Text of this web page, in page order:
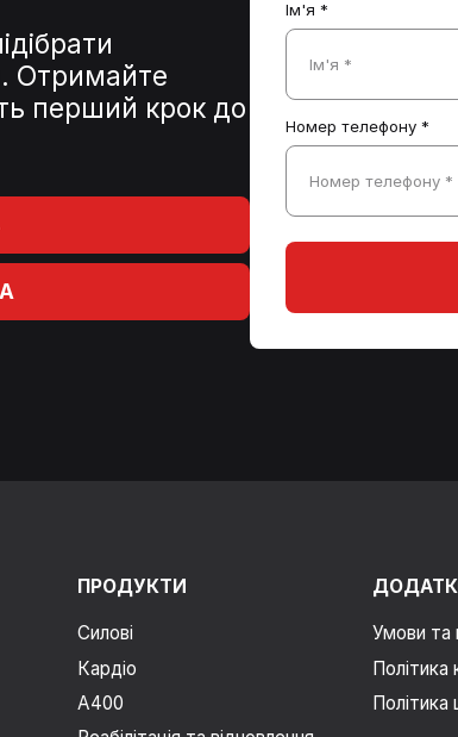
Отримайте
перший крок до
Ім'я *
Ім'я *
Номер телефону *
Номер телефону *
ПРОДУКТИ
Силові
Кардіо
A400
Умови та
Політика